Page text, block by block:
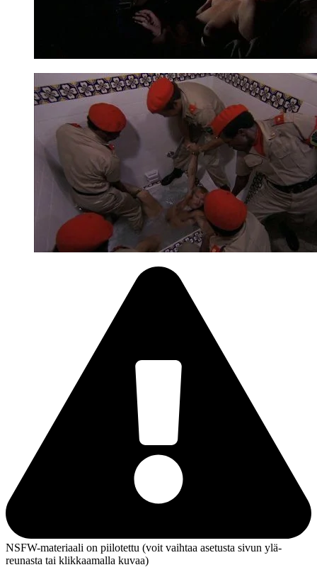
NSFW-materiaali on piilotettu (voit vaihtaa asetusta sivun ylä­
reunasta tai klikkaamalla kuvaa)